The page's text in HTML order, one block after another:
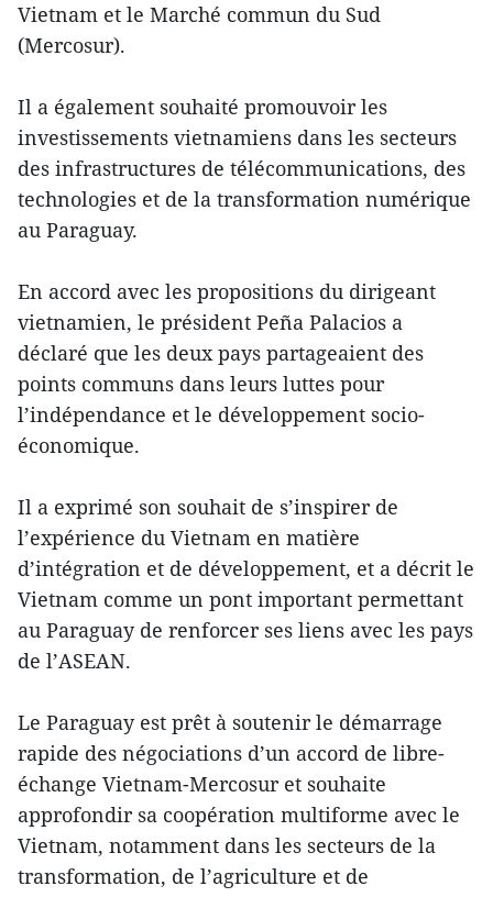
Vietnam et le Marché commun du Sud
(Mercosur).
Il a également souhaité promouvoir les
investissements vietnamiens dans les secteurs
des infrastructures de télécommunications, des
technologies et de la transformation numérique
au Paraguay.
En accord avec les propositions du dirigeant
vietnamien, le président Peña Palacios a
déclaré que les deux pays partageaient des
points communs dans leurs luttes pour
l’indépendance et le développement socio-
économique.
Il a exprimé son souhait de s’inspirer de
l’expérience du Vietnam en matière
d’intégration et de développement, et a décrit le
Vietnam comme un pont important permettant
au Paraguay de renforcer ses liens avec les pays
de l’ASEAN.
Le Paraguay est prêt à soutenir le démarrage
rapide des négociations d’un accord de libre-
échange Vietnam-Mercosur et souhaite
approfondir sa coopération multiforme avec le
Vietnam, notamment dans les secteurs de la
transformation, de l’agriculture et de